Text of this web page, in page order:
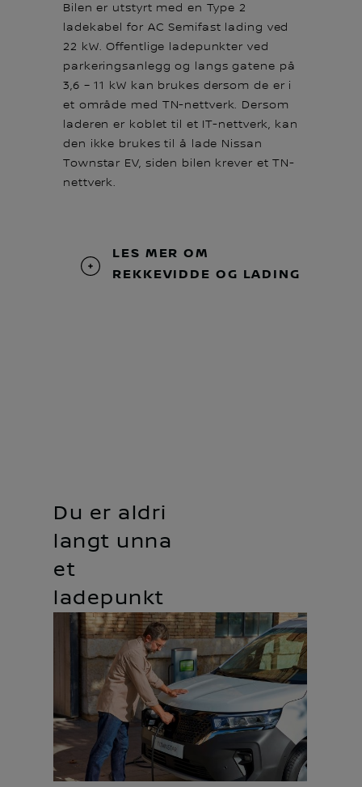
Bilen er utstyrt med en Type 2
ladekabel for AC Semifast lading ved
22 kW. Offentlige ladepunkter ved
parkeringsanlegg og langs gatene på
3,6 – 11 kW kan brukes dersom de er i
et område med TN-nettverk. Dersom
laderen er koblet til et IT-nettverk, kan
den ikke brukes til å lade Nissan
Townstar EV, siden bilen krever et TN-
nettverk.
LES MER OM
REKKEVIDDE OG LADING
Du er aldri
langt unna
et
ladepunkt